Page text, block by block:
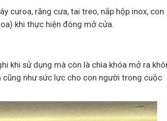
curoa, răng cưa, tai treo, nắp hộp inox, con
khi thực hiện đóng mở cửa.
khi sử dụng mà còn là chìa khóa mở ra
cũng như sức lực cho con người trong cuộc